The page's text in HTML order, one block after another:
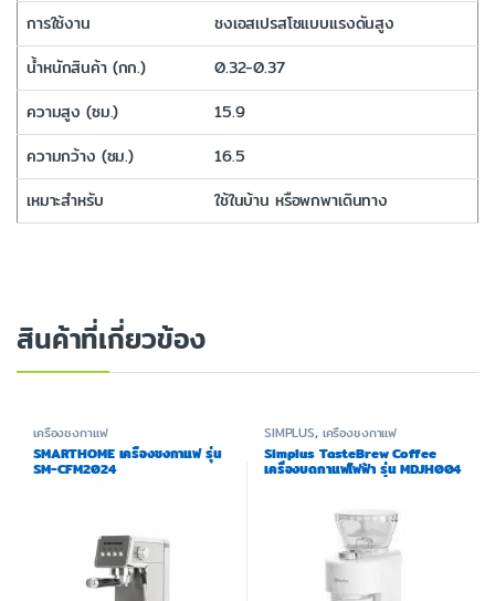
สินค้าที่เกี่ยวข้อง
เครื่องชงกาแฟ
SMARTHOME เครื่องชงกาแฟ รุ่น
SM-CFM2024
SIMPLUS, เครื่องชงกาแฟ
Simplus TasteBrew Coffee
เครื่องบดกาแฟไฟฟ้า รุ่น MDJH004
การใช้งาน
ชงเอสเปรสโซแบบแรงดันสูง
น้ำหนักสินค้า (กก.)
0.32-0.37
ความสูง (ซม.)
15.9
ความกว้าง (ซม.)
16.5
เหมาะสำหรับ
ใช้ในบ้าน หรือพกพาเดินทาง